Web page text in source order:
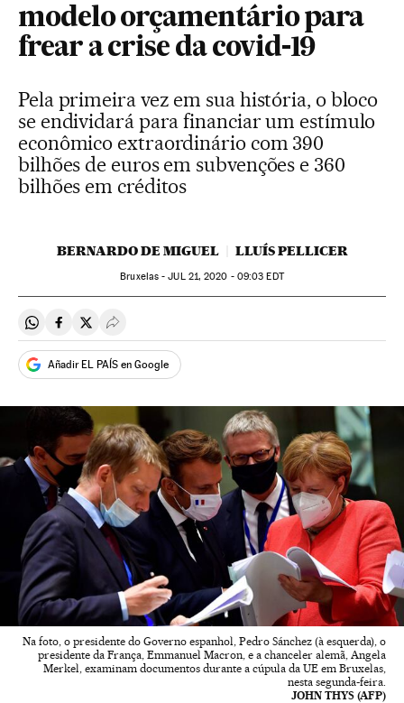
modelo orçamentário para
frear a crise da covid-19
Pela primeira vez em sua história, o bloco
se endividará para financiar um estímulo
econômico extraordinário com 390
bilhões de euros em subvenções e 360
bilhões em créditos
BERNARDO DE MIGUEL LLUÍS PELLICER
Bruxelas -JUL21, 2020 - 09:03 EDT
Compartir en Whatsapp
Compartir en Facebook
Compartir en Twitter
Desplegar Redes Sociales
Añadir EL PAÍS en Google
Na foto, o presidente do Governo espanhol, Pedro Sánchez (à esquerda), o
presidente da França, Emmanuel Macron, e a chanceler alemã, Angela
Merkel, examinam documentos durante a cúpula da UE em Bruxelas,
nesta segunda-feira.
JOHN THYS (AFP)